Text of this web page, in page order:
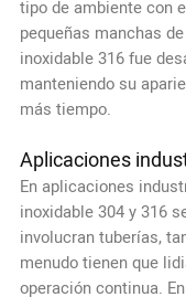
tipo de ambiente con
pequeñas manchas
inoxidable 316 fue
manteniendo su
más tiempo.
Aplicaciones
En aplicaciones
inoxidable 304 y 316
involucran tuberías,
menudo tienen que
operación continua.